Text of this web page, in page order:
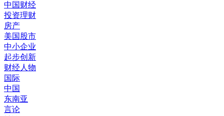
中国财经
投资理财
房产
美国股市
中小企业
起步创新
财经人物
国际
中国
东南亚
言论